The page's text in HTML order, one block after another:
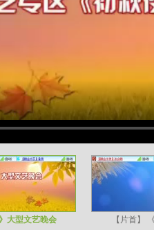
大型文艺晚会 【片首】